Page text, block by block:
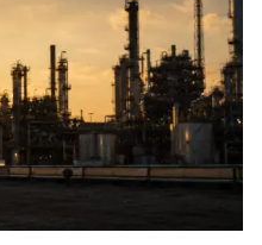
státního dluhu.